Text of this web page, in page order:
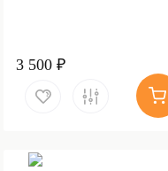
3 500 ₽